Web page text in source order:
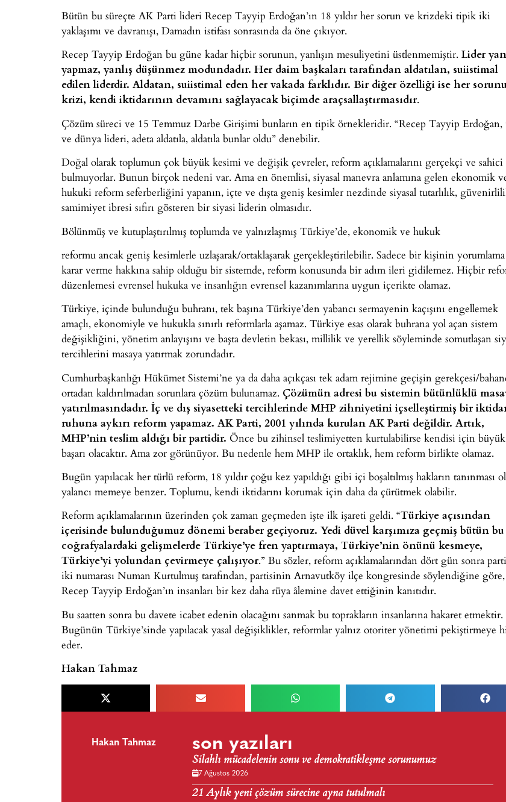
Bütün bu süreçte AK Parti lideri Recep Tayyip Erdoğan’ın 18 yıldır her sorun ve krizdeki tipik iki
yaklaşımı ve davranışı, Damadın istifası sonrasında da öne çıkıyor.
Recep Tayyip Erdoğan bu güne kadar hiçbir sorunun, yanlışın mesuliyetini üstlenmemiştir. Lider
yapmaz, yanlış düşünmez modundadır. Her daim başkaları tarafından aldatılan, suiistimal
edilen liderdir. Aldatan, suiistimal eden her vakada farklıdır. Bir diğer özelliği ise her
krizi, kendi iktidarının devamını sağlayacak biçimde araçsallaştırmasıdır.
Çözüm süreci ve 15 Temmuz Darbe Girişimi bunların en tipik örnekleridir. “Recep Tayyip Erdoğan,
ve dünya lideri, adeta aldatıla, aldatıla bunlar oldu” denebilir.
Doğal olarak toplumun çok büyük kesimi ve değişik çevreler, reform açıklamalarını gerçekçi ve sahici
bulmuyorlar. Bunun birçok nedeni var. Ama en önemlisi, siyasal manevra anlamına gelen ekonomik
hukuki reform seferberliğini yapanın, içte ve dışta geniş kesimler nezdinde siyasal tutarlılık,
samimiyet ibresi sıfırı gösteren bir siyasi liderin olmasıdır.
Bölünmüş ve kutuplaştırılmış toplumda ve yalnızlaşmış Türkiye’de, ekonomik ve hukuk
reformu ancak geniş kesimlerle uzlaşarak/ortaklaşarak gerçekleştirilebilir. Sadece bir kişinin
karar verme hakkına sahip olduğu bir sistemde, reform konusunda bir adım ileri gidilemez. Hiçbir
düzenlemesi evrensel hukuka ve insanlığın evrensel kazanımlarına uygun içerikte olamaz.
Türkiye, içinde bulunduğu buhranı, tek başına Türkiye’den yabancı sermayenin kaçışını engellemek
amaçlı, ekonomiyle ve hukukla sınırlı reformlarla aşamaz. Türkiye esas olarak buhrana yol açan sistem
değişikliğini, yönetim anlayışını ve başta devletin bekası, millilik ve yerellik söyleminde somutlaşan
tercihlerini masaya yatırmak zorundadır.
Cumhurbaşkanlığı Hükümet Sistemi’ne ya da daha açıkçası tek adam rejimine geçişin gerekçesi/
ortadan kaldırılmadan sorunlara çözüm bulunamaz. Çözümün adresi bu sistemin bütünlüklü
yatırılmasındadır. İç ve dış siyasetteki tercihlerinde MHP zihniyetini içselleştirmiş bir
ruhuna aykırı reform yapamaz. AK Parti, 2001 yılında kurulan AK Parti değildir. Artık,
MHP’nin teslim aldığı bir partidir. Önce bu zihinsel teslimiyetten kurtulabilirse kendisi için büyük
başarı olacaktır. Ama zor görünüyor. Bu nedenle hem MHP ile ortaklık, hem reform birlikte olamaz.
Bugün yapılacak her türlü reform, 18 yıldır çoğu kez yapıldığı gibi içi boşaltılmış hakların tanınması
yalancı memeye benzer. Toplumu, kendi iktidarını korumak için daha da çürütmek olabilir.
Reform açıklamalarının üzerinden çok zaman geçmeden işte ilk işareti geldi. “Türkiye açısından
içerisinde bulunduğumuz dönemi beraber geçiyoruz. Yedi düvel karşımıza geçmiş bütün bu
coğrafyalardaki gelişmelerde Türkiye’ye fren yaptırmaya, Türkiye’nin önünü kesmeye,
Türkiye’yi yolundan çevirmeye çalışıyor.” Bu sözler, reform açıklamalarından dört gün sonra
iki numarası Numan Kurtulmuş tarafından, partisinin Arnavutköy ilçe kongresinde söylendiğine göre,
Recep Tayyip Erdoğan’ın insanları bir kez daha rüya âlemine davet ettiğinin kanıtıdır.
Bu saatten sonra bu davete icabet edenin olacağını sanmak bu toprakların insanlarına hakaret etmektir.
Bugünün Türkiye’sinde yapılacak yasal değişiklikler, reformlar yalnız otoriter yönetimi pekiştirmeye
eder.
Hakan Tahmaz
Hakan Tahmaz son yazıları
Silahlı mücadelenin sonu ve demokratikleşme sorunumuz
7 Ağustos 2026
21 Aylık yeni çözüm sürecine ayna tutulmalı